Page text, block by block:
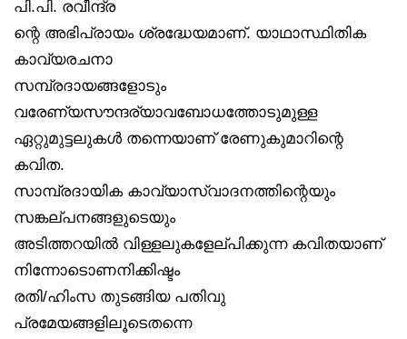
പി.പി. രവീന്ദ്ര
ന്റെ അഭിപ്രായം ശ്രദ്ധേയമാണ്. യാഥാസ്ഥിതിക
കാവ്യരചനാ
സമ്പ്രദായങ്ങളോടും
വരേണ്യസൗന്ദര്യാവബോധത്തോടുമുള്ള
ഏറ്റുമുട്ടലുകൾ തന്നെയാണ് രേണുകുമാറിന്റെ
കവിത.
സാമ്പ്രദായിക കാവ്യാസ്വാദനത്തിന്റെയും
സങ്കല്പനങ്ങളുടെയും
അടിത്തറയിൽ വിള്ളലുകളേല്പിക്കുന്ന കവിതയാണ്
നിന്നോടാെണനിക്കിഷ്ടം
രതി/ഹിംസ തുടങ്ങിയ പതിവു
പ്രമേയങ്ങളിലൂടെതന്നെ